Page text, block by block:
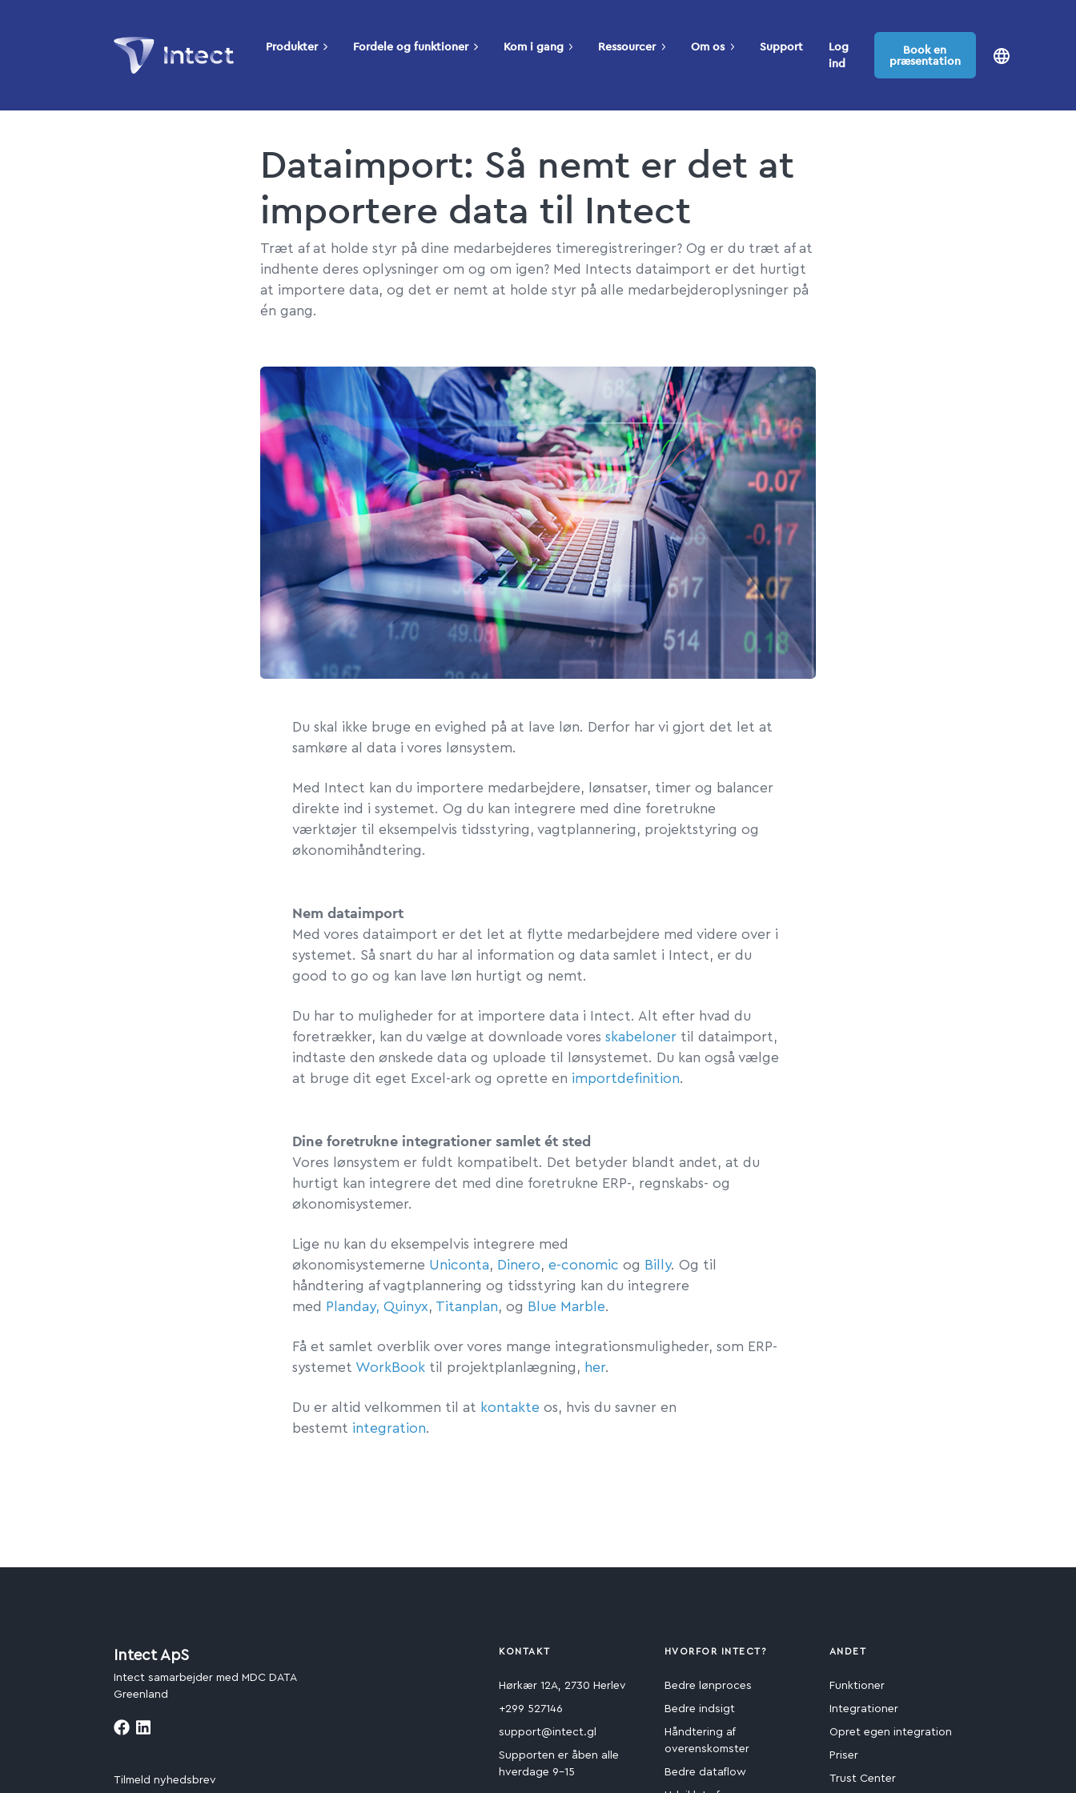
Produkter Fordele og funktioner Kom i gang Ressourcer Om os Support
Log
ind
Book en
præsentation
Dataimport: Så nemt er det at
importere data til Intect
Træt af at holde styr på dine medarbejderes timeregistreringer? Og er du træt af at
indhente deres oplysninger om og om igen? Med Intects dataimport er det hurtigt
at importere data, og det er nemt at holde styr på alle medarbejderoplysninger på
én gang.
Du skal ikke bruge en evighed på at lave løn. Derfor har vi gjort det let at
samkøre al data i vores lønsystem.
Med Intect kan du importere medarbejdere, lønsatser, timer og balancer
direkte ind i systemet. Og du kan integrere med dine foretrukne
værktøjer til eksempelvis tidsstyring, vagtplannering, projektstyring og
økonomihåndtering.
Nem dataimport
Med vores dataimport er det let at flytte medarbejdere med videre over i
systemet. Så snart du har al information og data samlet i Intect, er du
good to go og kan lave løn hurtigt og nemt.
Du har to muligheder for at importere data i Intect. Alt efter hvad du
foretrækker, kan du vælge at downloade vores skabeloner til dataimport,
indtaste den ønskede data og uploade til lønsystemet. Du kan også vælge
at bruge dit eget Excel-ark og oprette en importdefinition.
Dine foretrukne integrationer samlet ét sted
Vores lønsystem er fuldt kompatibelt. Det betyder blandt andet, at du
hurtigt kan integrere det med dine foretrukne ERP-, regnskabs- og
økonomisystemer.
Lige nu kan du eksempelvis integrere med
økonomisystemerne Uniconta, Dinero, e-conomic og Billy. Og til
håndtering af vagtplannering og tidsstyring kan du integrere
med
Planday, Quinyx, Titanplan, og Blue Marble.
Få et samlet overblik over vores mange integrationsmuligheder, som ERP-
systemet WorkBook til projektplanlægning, her.
Du er altid velkommen til at kontakte os, hvis du savner en
bestemt integration.
Intect ApS
Intect samarbejder med MDC DATA
Greenland
Tilmeld nyhedsbrev
KONTAKT
Hørkær 12A, 2730 Herlev
+299 527146
support@intect.gl
Supporten er åben alle
hverdage 9-15
HVORFOR INTECT?
Bedre lønproces
Bedre indsigt
Håndtering af
overenskomster
Bedre dataflow
ANDET
Funktioner
Integrationer
Opret egen integration
Priser
Trust Center